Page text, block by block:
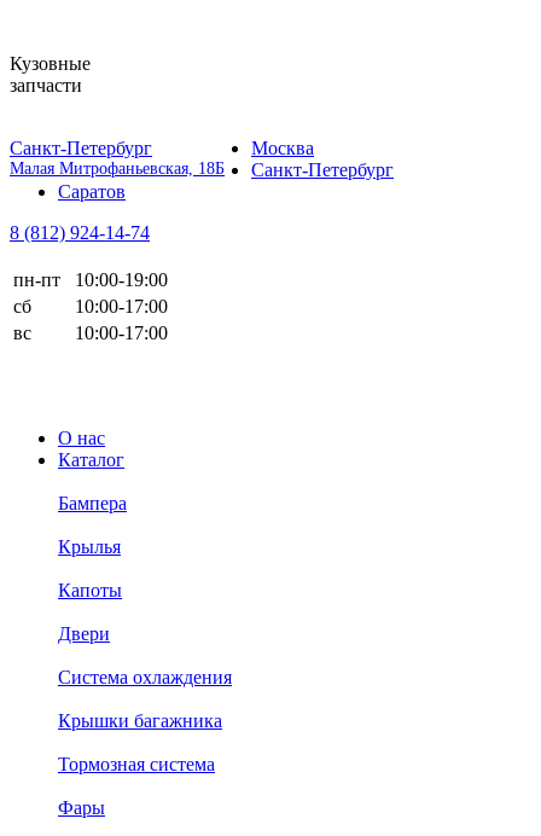
Кузовные
запчасти
Санкт-Петербург
Малая Митрофаньевская, 18Б
Москва
Санкт-Петербург
Саратов
8 (812) 924-14-74
пн-пт
10:00-19:00
сб
10:00-17:00
вс
10:00-17:00
О нас
Каталог
Бампера
Крылья
Капоты
Двери
Система охлаждения
Крышки багажника
Тормозная система
Фары